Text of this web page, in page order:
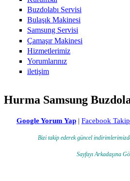
Buzdolabı Servisi
Bulaşık Makinesi
Samsung Servisi
Çamaşır Makinesi
Hizmetlerimiz
Yorumlarınız
iletişim
Hurma Samsung
Google Yorum Yap | Facebook
Bizi takip ederek güncel
Sayfayı Arkadaşına